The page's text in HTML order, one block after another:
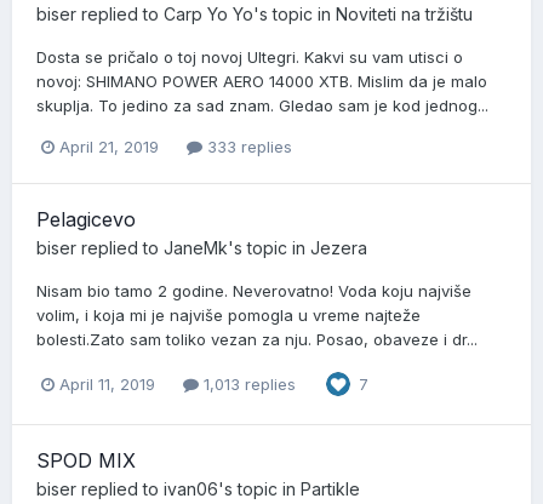
biser replied to Carp Yo Yo's topic in Noviteti na tržištu
Dosta se pričalo o toj novoj Ultegri. Kakvi su vam utisci o
novoj: SHIMANO POWER AERO 14000 XTB. Mislim da je malo
skuplja. To jedino za sad znam. Gledao sam je kod jednog...
April 21, 2019 333 replies
Pelagicevo
biser replied to JaneMk's topic in Jezera
Nisam bio tamo 2 godine. Neverovatno! Voda koju najviše
volim, i koja mi je najviše pomogla u vreme najteže
bolesti.Zato sam toliko vezan za nju. Posao, obaveze i dr...
April 11, 2019 1,013 replies 7
SPOD MIX
biser replied to ivan06's topic in Partikle